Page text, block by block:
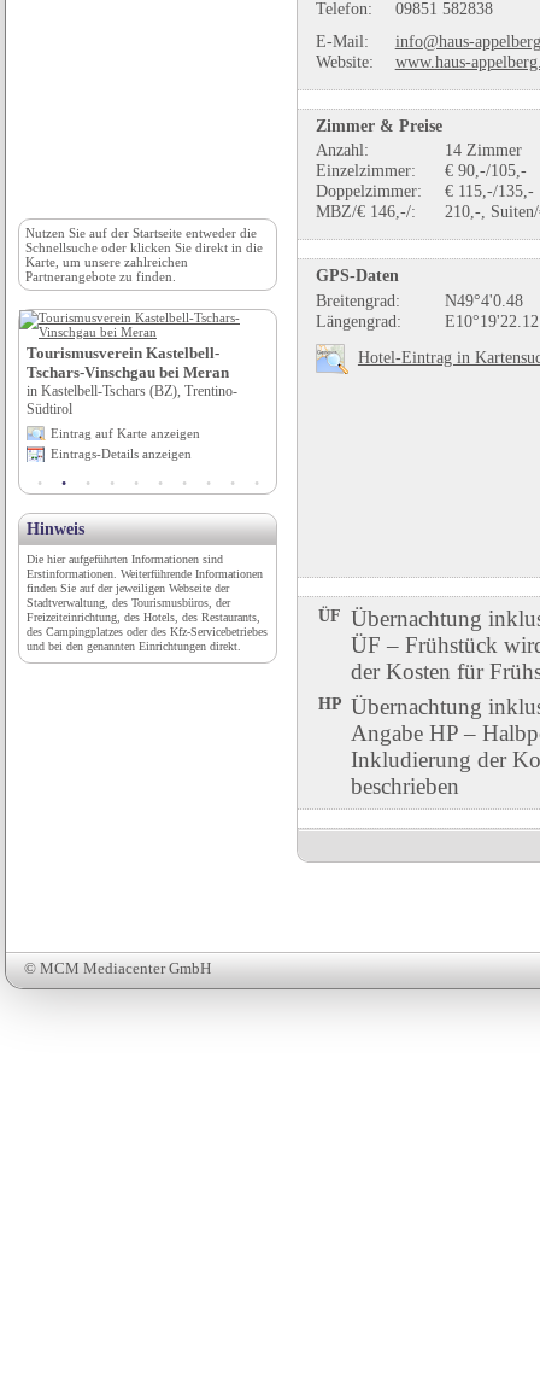
Telefon:
09851 582838
E-Mail:
info@haus-
Website:
www.haus-
Zimmer & Preise
Anzahl:
14 Zimmer
Einzelzimmer:
€ 90,-/105,-
Doppelzimmer:
€ 115,-/135,-
MBZ/€ 146,-/:
210,-,
GPS-Daten
Breitengrad:
N49°4'0.48
Längengrad:
E10°19'22.12
Hotel-Eintrag in
ÜF Übernachtung
ÜF – Frühstück
der Kosten für
HP Übernachtung
Angabe HP –
Inkludierung der
beschrieben
© MCM Mediacenter GmbH
Nutzen Sie auf der Startseite entweder die
Schnellsuche oder klicken Sie direkt in die
Karte, um unsere zahlreichen
Partnerangebote zu finden.
Tourismusverein Kastelbell-
Tschars-Vinschgau bei Meran
in Kastelbell-Tschars (BZ), Trentino-
Südtirol
Eintrag auf Karte anzeigen
Eintrags-Details anzeigen
Almtal Camp - WellnessWelt
in Pettenbach, Oberösterreich
Hinweis
Die hier aufgeführten Informationen sind
Erstinformationen. Weiterführende Informationen
finden Sie auf der jeweiligen Webseite der
Stadtverwaltung, des Tourismusbüros, der
Freizeiteinrichtung, des Hotels, des Restaurants,
des Campingplatzes oder des Kfz-Servicebetriebes
und bei den genannten Einrichtungen direkt.